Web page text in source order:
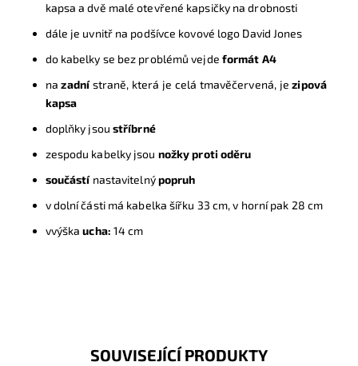
kapsa a dvě malé otevřené kapsičky na drobnosti
dále je uvnitř na podšívce kovové logo David Jones
do kabelky se bez problémů vejde formát A4
nazadnístraně, která je celá tmavěčervená, jezipová
kapsa
doplňky jsou stříbrné
zespodu kabelky jsou nožky proti oděru
součástínastavitelnýpopruh
v dolní části má kabelka šířku 33 cm, v horní pak 28 cm
vvýška ucha: 14 cm
SOUVISEJÍCÍ PRODUKTY